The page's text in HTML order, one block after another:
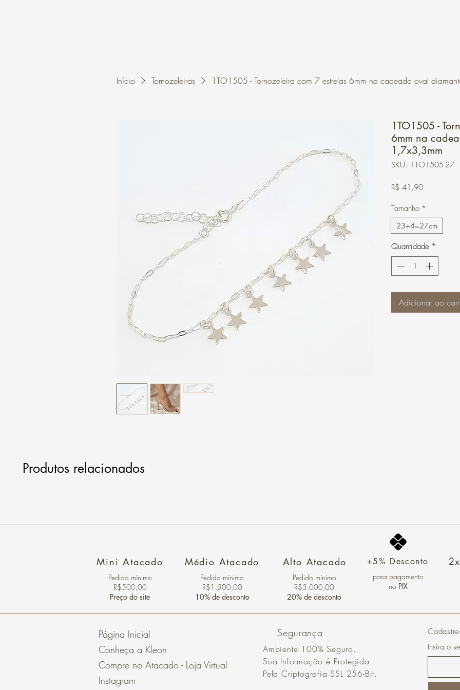
Início Tornozeleiras 1TO1505 - Tornozeleira com 7 estrelas 6mm na cadeado oval
1TO1505 -
6mm na
1,7x3,3mm
SKU: 1TO1505-27
R$ 41,90Preço
Tamanho *
23+4=27cm
Quantidade *
Adicionar ao
Produtos relacionados
Mini Atacado
Pedido ​mínimo
R$500,00
Preço do site
Médio Atacado
Pedido mínimo
R$1.500,00
10% de desconto
Alto Atacado
Pedido mínimo
R$3.000,00
20% de desconto
+5% Desconto
para pagamento
no PIX
Página Inicial
Conheça a Kleon
Compre no Atacado - Loja Virtual
Instagram
Segurança
Ambiente 100% Seguro.
Sua Informação é Protegida
Pela Criptografia SSL 256-Bit.
Insira o